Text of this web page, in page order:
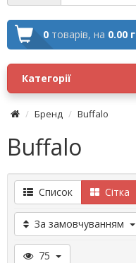
0 товарів, на 0.00
Категорії
Бренд Buffalo
Buffalo
Список Сітка
За замовчуванням
75